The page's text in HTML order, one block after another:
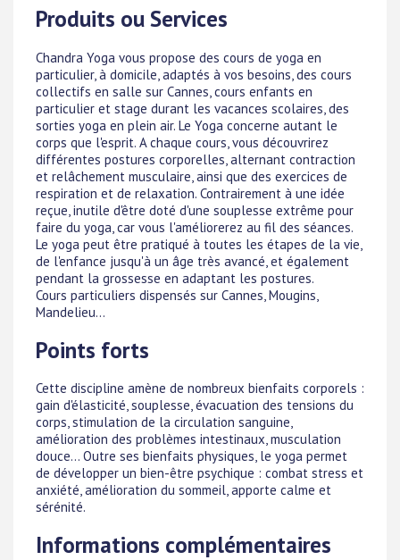
Produits ou Services
Chandra Yoga vous propose des cours de yoga en
particulier, à domicile, adaptés à vos besoins, des cours
collectifs en salle sur Cannes, cours enfants en
particulier et stage durant les vacances scolaires, des
sorties yoga en plein air. Le Yoga concerne autant le
corps que l'esprit. A chaque cours, vous découvrirez
différentes postures corporelles, alternant contraction
et relâchement musculaire, ainsi que des exercices de
respiration et de relaxation. Contrairement à une idée
reçue, inutile d'être doté d'une souplesse extrême pour
faire du yoga, car vous l'améliorerez au fil des séances.
Le yoga peut être pratiqué à toutes les étapes de la vie,
de l'enfance jusqu'à un âge très avancé, et également
pendant la grossesse en adaptant les postures.
Cours particuliers dispensés sur Cannes, Mougins,
Mandelieu...
Points forts
Cette discipline amène de nombreux bienfaits corporels :
gain d'élasticité, souplesse, évacuation des tensions du
corps, stimulation de la circulation sanguine,
amélioration des problèmes intestinaux, musculation
douce... Outre ses bienfaits physiques, le yoga permet
de développer un bien-être psychique : combat stress et
anxiété, amélioration du sommeil, apporte calme et
sérénité.
Informations complémentaires